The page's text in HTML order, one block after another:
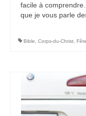
facile à
que je vous parle
Bible Corps-du-Christ